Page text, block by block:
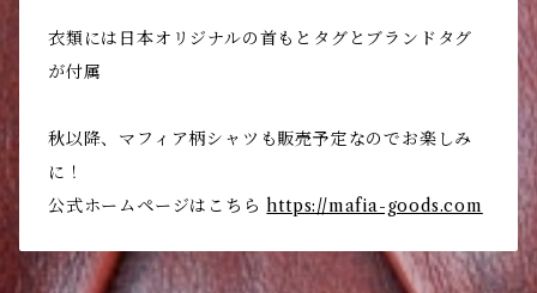
衣類には日本オリジナルの首もとタグとブランドタグ
が付属
秋以降、マフィア柄シャツも販売予定なのでお楽しみ
に！
公式ホームページはこちらhttps://mafia-goods.com